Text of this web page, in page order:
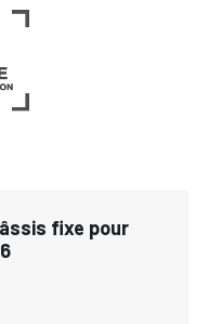
fixe pour